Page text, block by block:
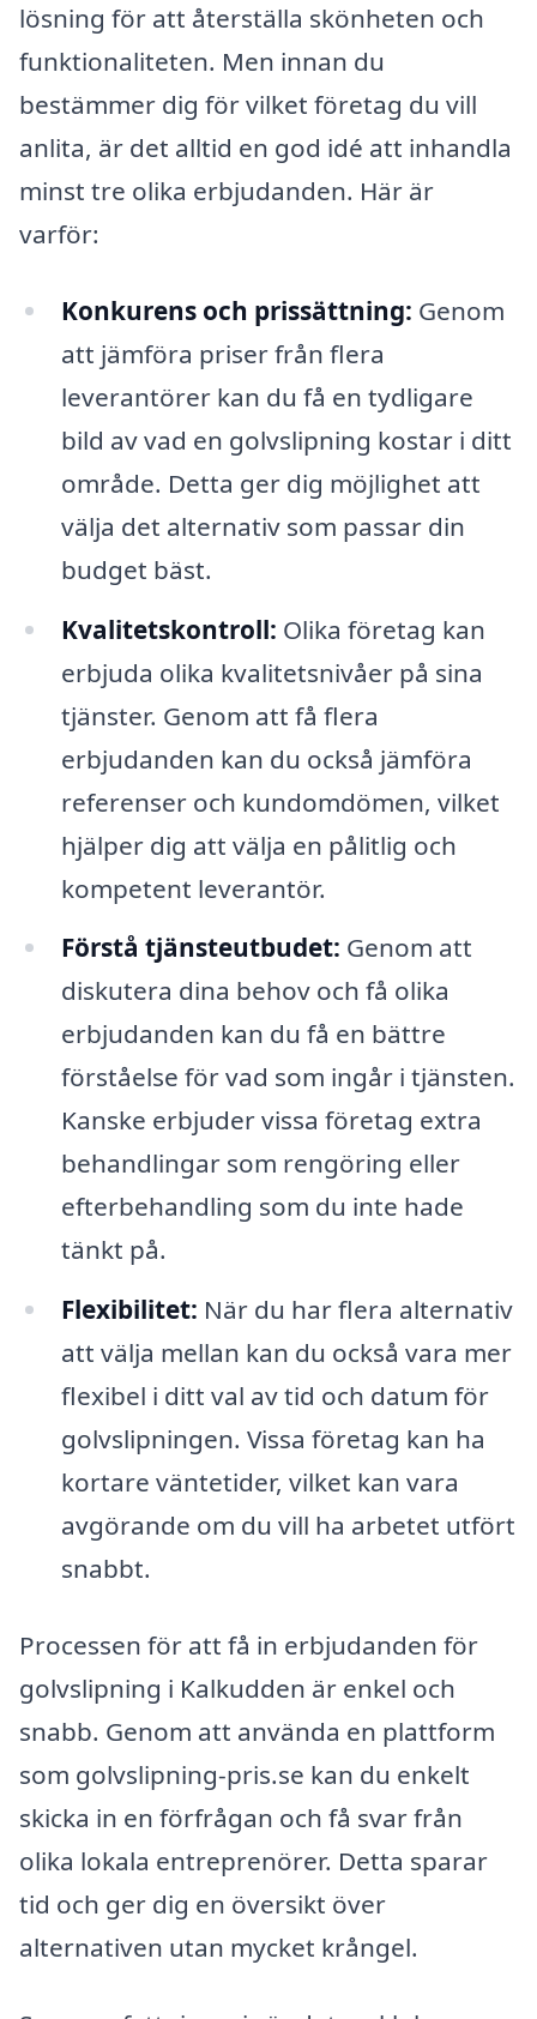
lösning för att återställa skönheten och
funktionaliteten. Men innan du
bestämmer dig för vilket företag du vill
anlita, är det alltid en god idé att inhandla
minst tre olika erbjudanden. Här är
varför:
Konkurens och prissättning: Genom
att jämföra priser från flera
leverantörer kan du få en tydligare
bild av vad en golvslipning kostar i ditt
område. Detta ger dig möjlighet att
välja det alternativ som passar din
budget bäst.
Kvalitetskontroll: Olika företag kan
erbjuda olika kvalitetsnivåer på sina
tjänster. Genom att få flera
erbjudanden kan du också jämföra
referenser och kundomdömen, vilket
hjälper dig att välja en pålitlig och
kompetent leverantör.
Förstå tjänsteutbudet: Genom att
diskutera dina behov och få olika
erbjudanden kan du få en bättre
förståelse för vad som ingår i tjänsten.
Kanske erbjuder vissa företag extra
behandlingar som rengöring eller
efterbehandling som du inte hade
tänkt på.
Flexibilitet: När du har flera alternativ
att välja mellan kan du också vara mer
flexibel i ditt val av tid och datum för
golvslipningen. Vissa företag kan ha
kortare väntetider, vilket kan vara
avgörande om du vill ha arbetet utfört
snabbt.
Processen för att få in erbjudanden för
golvslipning i Kalkudden är enkel och
snabb. Genom att använda en plattform
som golvslipning-pris.se kan du enkelt
skicka in en förfrågan och få svar från
olika lokala entreprenörer. Detta sparar
tid och ger dig en översikt över
alternativen utan mycket krångel.